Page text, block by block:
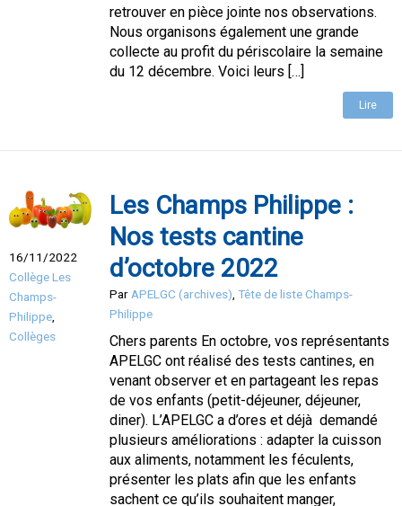
retrouver en pièce jointe nos observations.
Nous organisons également une grande
collecte au profit du périscolaire la semaine
du 12 décembre. Voici leurs […]
Lire
16/11/2022
Collège Les
Champs-
Philippe,
Collèges
Les Champs Philippe :
Nos tests cantine
d’octobre 2022
Par APELGC (archives) Tête de liste Champs-
Philippe
Chers parents En octobre, vos représentants
APELGC ont réalisé des tests cantines, en
venant observer et en partageant les repas
de vos enfants (petit-déjeuner, déjeuner,
diner). L’APELGC a d’ores et déjà demandé
plusieurs améliorations : adapter la cuisson
aux aliments, notamment les féculents,
présenter les plats afin que les enfants
sachent ce qu’ils souhaitent manger,